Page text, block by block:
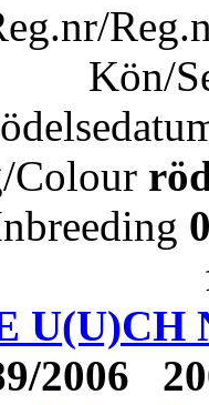
Kön/
Colour
U(U)CH
2006